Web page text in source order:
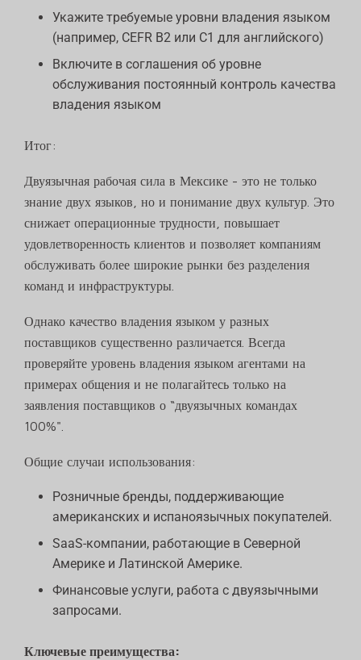
Укажите требуемые уровни владения языком
(например, CEFR B2 или C1 для английского)
Включите в соглашения об уровне
обслуживания постоянный контроль качества
владения языком
Итог:
Двуязычная рабочая сила в Мексике - это не только
знание двух языков, но и понимание двух культур. Это
снижает операционные трудности, повышает
удовлетворенность клиентов и позволяет компаниям
обслуживать более широкие рынки без разделения
команд и инфраструктуры.
Однако качество владения языком у разных
поставщиков существенно различается. Всегда
проверяйте уровень владения языком агентами на
примерах общения и не полагайтесь только на
заявления поставщиков о “двуязычных командах
100%".
Общие случаи использования:
Розничные бренды, поддерживающие
американских и испаноязычных покупателей.
SaaS-компании, работающие в Северной
Америке и Латинской Америке.
Финансовые услуги, работа с двуязычными
запросами.
Ключевые преимущества: